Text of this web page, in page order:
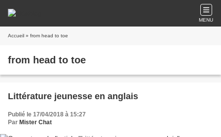
MENU
Accueil » from head to toe
from head to toe
Littérature jeunesse en anglais
Publié le 17/04/2018 à 15:27
Par Mister Chat